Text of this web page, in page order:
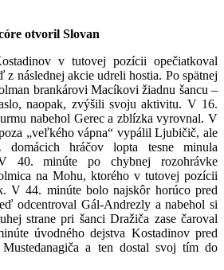
otvoril Slovan
v tutovej pozícii opečiatkoval
z následnej akcie udreli hostia. Po spätnej
brankárovi Macíkovi žiadnu šancu –
naopak, zvýšili svoju aktivitu. V 16.
nabehol Gerec a zblízka vyrovnal. V
„veľkého vápna“ vypálil Ljubičič, ale
hráčov lopta tesne minula
40. minúte po chybnej rozohrávke
na Mohu, ktorého v tutovej pozícii
V 44. minúte bolo najskôr horúco pred
odcentroval Gál-Andrezly a nabehol si
strane pri šanci Dražiča zase čaroval
úvodného dejstva Kostadinov pred
a ten dostal svoj tím do